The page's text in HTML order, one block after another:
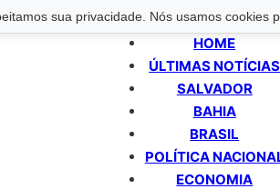
sua privacidade. Nós usamos cookies
HOME
ÚLTIMAS NOTÍCIAS
SALVADOR
BAHIA
BRASIL
POLÍTICA
ECONOMIA